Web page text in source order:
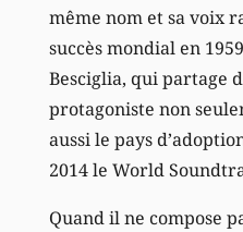
même nom et sa voix
succès mondial en
Besciglia, qui partage
protagoniste non
aussi le pays
2014 le World
Quand il ne compose